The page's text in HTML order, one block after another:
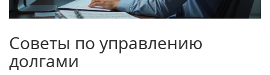
Советы по управлению
долгами